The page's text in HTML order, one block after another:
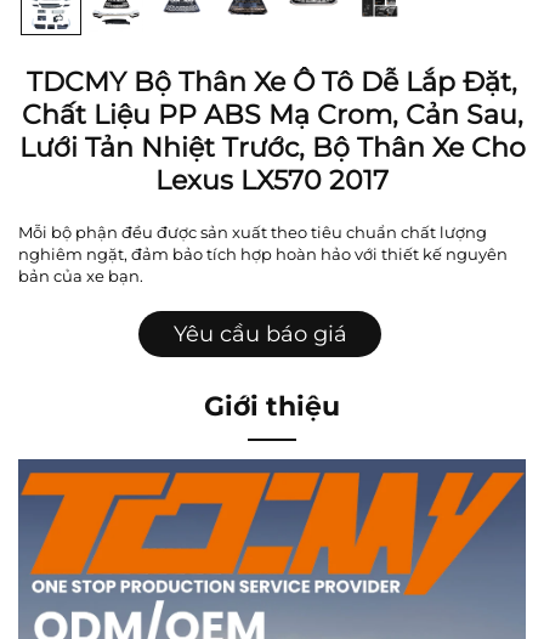
TDCMY Bộ Thân Xe Ô Tô Dễ Lắp Đặt,
Chất Liệu PP ABS Mạ Crom, Cản Sau,
Lưới Tản Nhiệt Trước, Bộ Thân Xe Cho
Lexus LX570 2017
Mỗi bộ phận đều được sản xuất theo tiêu chuẩn chất lượng
nghiêm ngặt, đảm bảo tích hợp hoàn hảo với thiết kế nguyên
bản của xe bạn.
Yêu cầu báo giá
Giới thiệu